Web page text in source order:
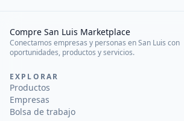
Compre San Luis Marketplace
Conectamos empresas y personas en San Luis con
oportunidades, productos y servicios.
EXPLORAR
Productos
Empresas
Bolsa de trabajo